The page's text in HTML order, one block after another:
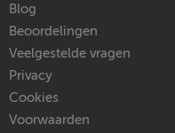
Blog
Beoordelingen
Veelgestelde vragen
Privacy
Cookies
Voorwaarden